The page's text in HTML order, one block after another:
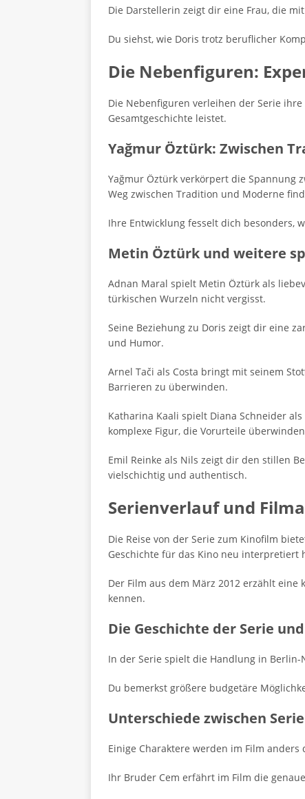
Die Darstellerin zeigt dir eine Frau, die
Du siehst, wie Doris trotz beruflicher
Die Nebenfiguren:
Die Nebenfiguren verleihen der Serie
Gesamtgeschichte leistet.
Yağmur Öztürk: Zwischen
Yağmur Öztürk verkörpert die Spannung
Weg zwischen Tradition und Moderne
Ihre Entwicklung fesselt dich besonders,
Metin Öztürk und weitere
Adnan Maral spielt Metin Öztürk als
türkischen Wurzeln nicht vergisst.
Seine Beziehung zu Doris zeigt dir eine
und Humor.
Arnel Tači als Costa bringt mit seinem
Barrieren zu überwinden.
Katharina Kaali spielt Diana Schneider
komplexe Figur, die Vorurteile
Emil Reinke als Nils zeigt dir den stillen
vielschichtig und authentisch.
Serienverlauf und
Die Reise von der Serie zum Kinofilm
Geschichte für das Kino neu interpretiert
Der Film aus dem März 2012 erzählt
kennen.
Die Geschichte der Serie
In der Serie spielt die Handlung in
Du bemerkst größere budgetäre
Unterschiede zwischen
Einige Charaktere werden im Film
Ihr Bruder Cem erfährt im Film die